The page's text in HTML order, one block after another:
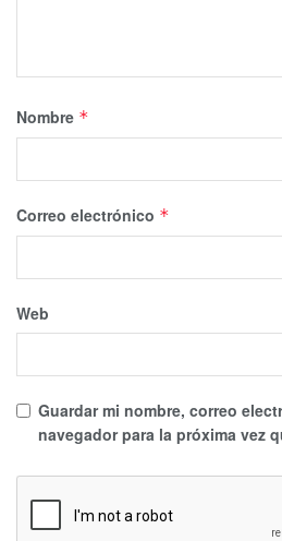
Nombre *
Correo electrónico *
Web
Guardar mi nombre, correo
navegador para la próxima vez